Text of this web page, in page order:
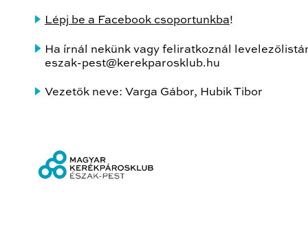
Lépj be a Facebook csoportunkba!
Ha írnál nekünk vagy feliratkoznál
eszak-pest@kerekparosklub.hu
Vezetők neve: Varga Gábor, Hubik Tibor